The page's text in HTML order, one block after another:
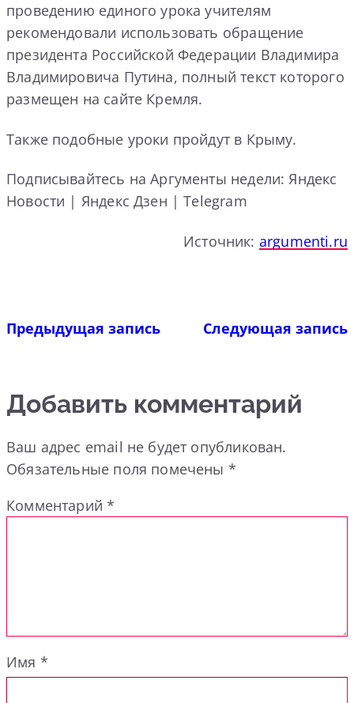
проведению единого урока учителям
рекомендовали использовать обращение
президента Российской Федерации Владимира
Владимировича Путина, полный текст которого
размещен на сайте Кремля.
Также подобные уроки пройдут в Крыму.
Подписывайтесь на Аргументы недели: Яндекс
Новости | Яндекс Дзен | Telegram
Источник: argumenti.ru
Предыдущая запись Следующая запись
Добавить комментарий
Ваш адрес email не будет опубликован.
Обязательные поля помечены *
Комментарий*
Имя *